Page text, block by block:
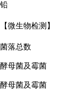
铅
【微生物检测】
菌落总数
酵母菌及霉菌
酵母菌及霉菌